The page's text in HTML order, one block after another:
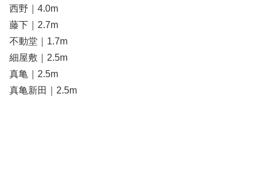
西野｜4.0m
藤下｜2.7m
不動堂｜1.7m
細屋敷｜2.5m
真亀｜2.5m
真亀新田｜2.5m